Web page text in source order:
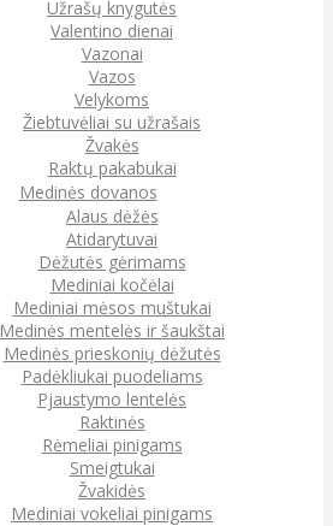
Užrašų knygutės
Valentino dienai
Vazonai
Vazos
Velykoms
Žiebtuvėliai su užrašais
Žvakės
Raktų pakabukai
Medinės dovanos
Alaus dėžės
Atidarytuvai
Dėžutės gėrimams
Mediniai kočėlai
Mediniai mėsos muštukai
Medinės mentelės ir šaukštai
Medinės prieskonių dėžutės
Padėkliukai puodeliams
Pjaustymo lentelės
Raktinės
Rėmeliai pinigams
Smeigtukai
Žvakidės
Mediniai vokeliai pinigams